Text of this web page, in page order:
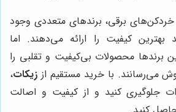
خردکن‌های برقی، برندهای متعددی وجود
بهترین کیفیت را ارائه می‌دهند. اما
برندها محصولات بی‌کیفیت و تقلبی را
می‌رسانند. با خرید مستقیم از زیکات،
جلوگیری کنید و از کیفیت و اصالت